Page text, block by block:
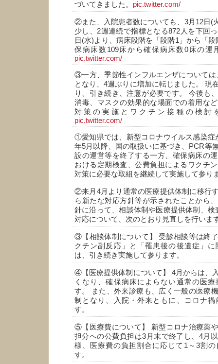
づいてきました。 pic.twitter.com/
②また、入院患者数についても、3月12日(
少し、2週連続で指標となる872人を下回
日(水)より、病床段階を「段階1」から「
保病床数109床から確保病床数0床の運
pic.twitter.com/
③一方、季節性インフルエンザについては
となり、4週ぶりに増加に転じました。 現
り、引き続き、注意が必要です。 今後も
消毒、マスクの効果的な場面での着用な
対策の実施とワクチン接種の検討
pic.twitter.com/
①愛知県では、新型コロナウイルス感染症
年5月以降、国の取扱いに基づき、PCR等
設の運営等を終了する一方、確保病床の
おける定期検査、公費負担によるワクチ
対策に必要な取組を継続して実施して参り
②来月4月より通常の医療提供体制に移行
ら新たな対応方針等が示されたことから
針に沿って、相談体制や医療提供体制、検
対応について、次のとおり見直しを行いま
③【相談体制について】 受診相談等は終
クチン副反応」と「罹患後の後遺症」
は、引き続き実施して参ります。
④【医療提供体制について】 4月からは、
くなり、確保病床によらない通常の医
す。 また、外来診療も、広く一般の医療
制となり、入院・外来ともに、コロナ
す。
⑤【医療費について】 新型コロナ治療薬
担分への公費負担は3月末で終了し、4月
様、医療費の負担割合に応じて1～3割
す。